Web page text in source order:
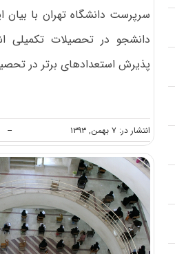
سرپرست دانشگاه تهران با بیان
دانشجو در تحصیلات تکمیلی
پذیرش استعدادهای برتر در
انتشار در: ۷ بهمن, ۱۳۹۳ --